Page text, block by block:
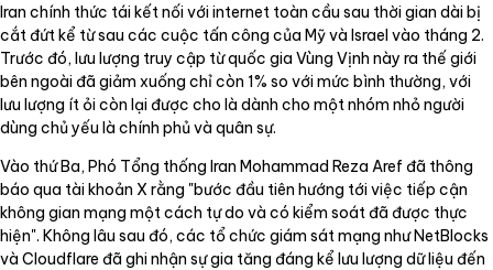
Iran chính thức tái kết nối với internet toàn cầu sau thời gian dài bị
cắt đứt kể từ sau các cuộc tấn công của Mỹ và Israel vào tháng 2.
Trước đó, lưu lượng truy cập từ quốc gia Vùng Vịnh này ra thế giới
bên ngoài đã giảm xuống chỉ còn 1% so với mức bình thường, với
lưu lượng ít ỏi còn lại được cho là dành cho một nhóm nhỏ người
dùng chủ yếu là chính phủ và quân sự.
Vào thứ Ba, Phó Tổng thống Iran Mohammad Reza Aref đã thông
báo qua tài khoản X rằng "bước đầu tiên hướng tới việc tiếp cận
không gian mạng một cách tự do và có kiểm soát đã được thực
hiện". Không lâu sau đó, các tổ chức giám sát mạng như NetBlocks
và Cloudflare đã ghi nhận sự gia tăng đáng kể lưu lượng dữ liệu đến